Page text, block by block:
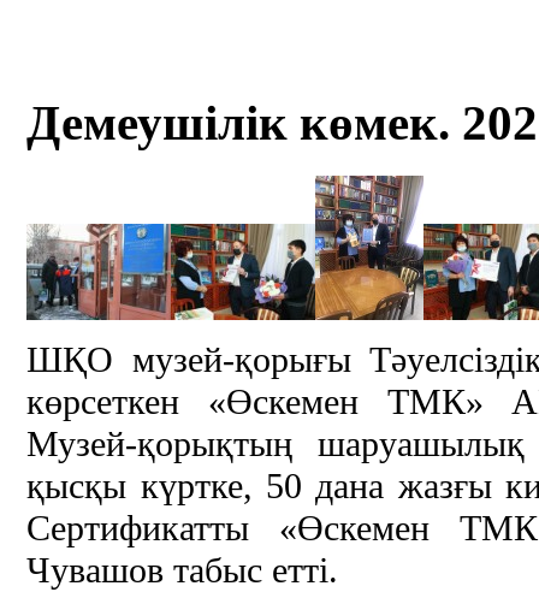
Демеушілік көмек.
ШҚО музей-қорығы
көрсеткен «Өскемен ТМК»
Музей-қорықтың шаруашылық
қысқы күртке, 50 дана жазғы
Сертификатты «Өскемен
Чувашов табыс етті.